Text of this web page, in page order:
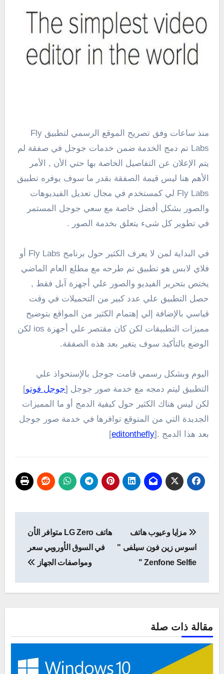
منذ ساعات وفق تصريح الموقع الرسمي لتطبيق Fly
Labs تم دمج الخدمة ضمن خدمات جوجل في صفقة لم
يتم الإعلان عن التفاصيل الخاصة بها حتي الأن , الأمر
الأهم هنا ليس قيمة الصفقة بقدر ما سوف يوفره تطبيق
Fly Labs لي كمستخدم في مجال تعديل الفيديوهات
والصور بشكل أفضل خاصة مع سعي جوجل المستمر
في تطوير كل شىء يتعلق بخدمة الصور .
في البداية لمن لا يعرف الكثير حول برنامج Fly Labs أو
فلاي لابس هو تطبيق تم طرحه مع مطلع العام الماضي
يختص بتحرير الفيديو والصور علي أجهزة آبل فقط ,
حصل التطبيق علي عدد كبير من التحميلات في وقت
قياسي بالإضافة إلي إهتمام الكثير من المواقع بتوضيح
مميزات التطبيقات لكن كان مقتصر علي أجهزة ios لكن
الوضع بالتأكيد سوف يتغير بعد هذه الصفقة.
اليوم وبشكل رسمي قامت جوجل بالإستحواذ علي
التطبيق ليتم دمجه مع خدمة صور جوجل [جوجل فوتو]
لكن ليس هناك الكثير حول كيفية الدمج أو ما المميزات
الجديدة التي من المتوقع توافرها في خدمة صور جوجل
بعد هذا الدمج .[editonthefly
]
المقالات
مزايا وعيوب هاتف
اسوس زين فون سيلفى "
Zenfone Selfie "
هاتف LG Zero متوافر الأن
في السوق الأوروبي سعر
ومواصفات الجهاز
مقالة ذات صلة